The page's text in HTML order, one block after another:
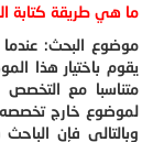
ما هي طريقة كتابة
موضوع البحث:
يقوم باختيار هذا
متناسبا مع التخصص
لموضوع خارج تخصصه
وبالتالي فإن